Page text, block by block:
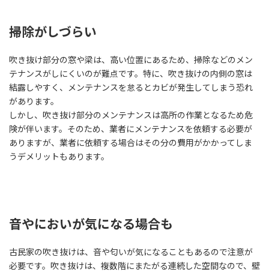
掃除がしづらい
吹き抜け部分の窓や梁は、高い位置にあるため、掃除などのメン
テナンスがしにくいのが難点です。特に、吹き抜けの内側の窓は
結露しやすく、メンテナンスを怠るとカビが発生してしまう恐れ
があります。
しかし、吹き抜け部分のメンテナンスは高所の作業となるため危
険が伴います。そのため、業者にメンテナンスを依頼する必要が
ありますが、業者に依頼する場合はその分の費用がかかってしま
うデメリットもあります。
音やにおいが気になる場合も
古民家の吹き抜けは、音や匂いが気になることもあるので注意が
必要です。吹き抜けは、複数階にまたがる連続した空間なので、壁